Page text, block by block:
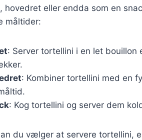
hovedret eller endda som en
måltider:
: Server tortellini i en let
: Kombiner tortellini med en
: Kog tortellini og server dem
du vælger at servere tortellini,